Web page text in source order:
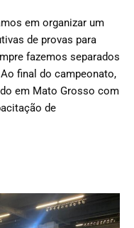
em organizar um
de provas para
fazemos separados
final do campeonato,
em Mato Grosso com
de